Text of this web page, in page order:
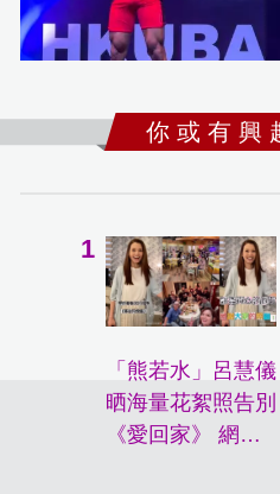
你 或 有 興
「熊若水」呂慧儀
晒海量花絮照告別
《愛回家》 網民